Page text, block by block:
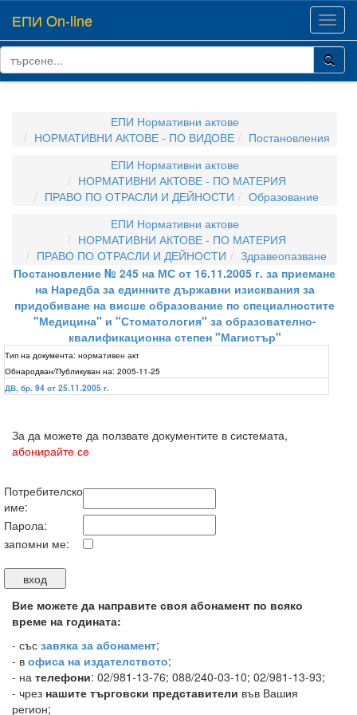
ЕПИ On-line
ЕПИ Нормативни актове
НОРМАТИВНИ АКТОВЕ - ПО ВИДОВЕ
Постановления
ЕПИ Нормативни актове
НОРМАТИВНИ АКТОВЕ - ПО МАТЕРИЯ
ПРАВО ПО ОТРАСЛИ И ДЕЙНОСТИ
Образование
ЕПИ Нормативни актове
НОРМАТИВНИ АКТОВЕ - ПО МАТЕРИЯ
ПРАВО ПО ОТРАСЛИ И ДЕЙНОСТИ
Здравеопазване
Постановление № 245 на МС от 16.11.2005 г. за приемане
на Наредба за единните държавни изисквания за
придобиване на висше образование по специалностите
"Медицина" и "Стоматология" за образователно-
квалификационна степен "Магистър"
Тип на документа: нормативен акт
Обнародван/Публикуван на: 2005-11-25
ДВ, бр. 94 от 25.11.2005 г.
За да можете да ползвате документите в системата,
абонирайте се
Потребителско
име:
Парола:
запомни ме:
Вие можете да направите своя абонамент по всяко
време на годината:
- със завяка за абонамент;
- в офиса на издателството;
- на телефони: 02/981-13-76; 088/240-03-10; 02/981-13-93;
- чрез нашите търговски представители във Вашия
регион;